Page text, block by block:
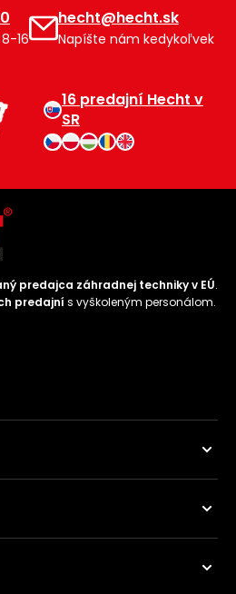
16
hecht@hecht.sk
Napíšte nám kedykoľvek
16 predajní Hecht v
SR
predajca záhradnej techniky v EÚ.
predajní s vyškoleným personálom.